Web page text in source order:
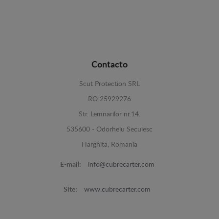
Contacto
Scut Protection SRL
RO 25929276
Str. Lemnarilor nr.14.
535600 - Odorheiu Secuiesc
Harghita, Romania
E-mail: info@cubrecarter.com
Site: www.cubrecarter.com